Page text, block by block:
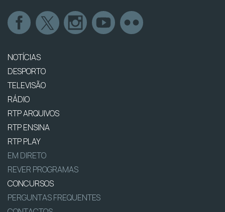
NOTÍCIAS
DESPORTO
TELEVISÃO
RÁDIO
RTP ARQUIVOS
RTP ENSINA
RTP PLAY
EM DIRETO
REVER PROGRAMAS
CONCURSOS
PERGUNTAS FREQUENTES